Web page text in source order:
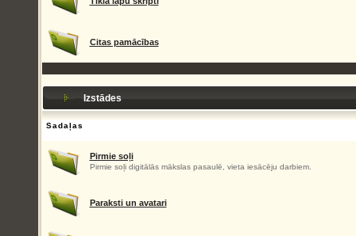
Citas pamācības
Izstādes
Sadaļas
Pirmie soļi
Pirmie soļi digitālās mākslas pasaulē, vieta iesācēju darbiem.
Paraksti un avatari